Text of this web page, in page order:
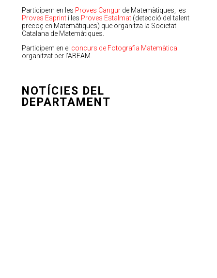
Participem en les Proves Cangurde Matemàtiques, les
Proves Esprinti les Proves Estalmat(detecció del talent
precoç en Matemàtiques) que organitza la Societat
Catalana de Matemàtiques.
Participem en el concurs de Fotografia Matemàtica
organitzat per l’ABEAM.
NOTÍCIES DEL
DEPARTAMENT